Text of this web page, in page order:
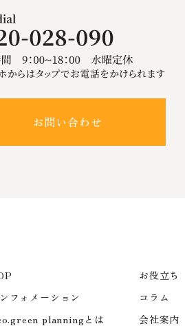
お問い合わせ
フォメーション
planningとは
お役立ち
コラム
会社案内